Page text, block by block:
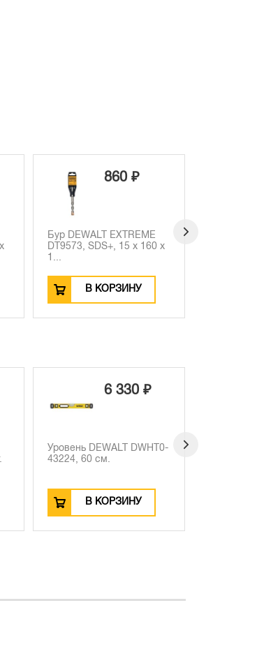
6 770 ₽
Бур DEWALT EXTREME
DT9422, SDS-max, 24 x
340 ...
В КОРЗИНУ
2 530 ₽
Рулетка DEWALT
DWHT38114-0, 5 м
В КОРЗИНУ